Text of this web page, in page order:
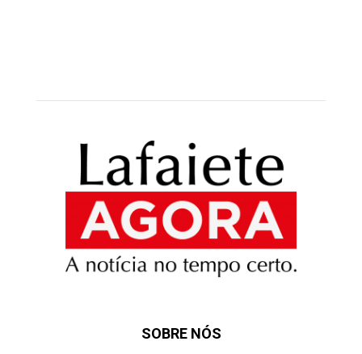
SOBRE NÓS